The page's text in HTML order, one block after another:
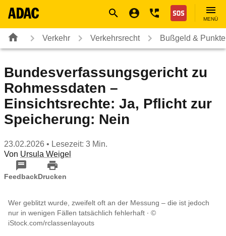
Nothilfe
MENÜ
Verkehr Verkehrsrecht Bußgeld & Punkte
Bundesverfassungsgericht zu
Rohmessdaten –
Einsichtsrechte: Ja, Pflicht zur
Speicherung: Nein
23.02.2026 • Lesezeit: 3 Min.
Von Ursula Weigel
FeedbackDrucken
Wer geblitzt wurde, zweifelt oft an der Messung – die ist jedoch
nur in wenigen Fällen tatsächlich fehlerhaft
©
iStock.com/rclassenlayouts